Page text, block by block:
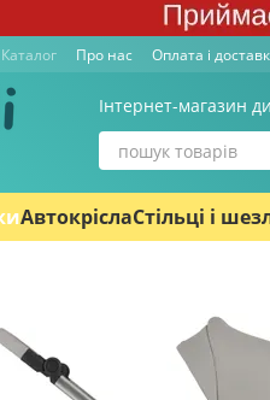
Каталог Про нас Оплата і
Інтернет-магазин
АвтокріслаСтільці і